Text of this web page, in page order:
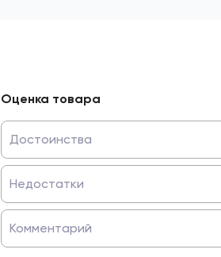
Оценка товара
Достоинства
Недостатки
Комментарий